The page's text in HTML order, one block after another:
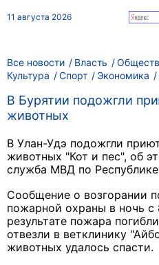
11 августа 2026
Все новости Власть
Культура Спорт Экономика
В Бурятии подожгли
животных
В Улан-Удэ подожгли
животных "Кот и пес", об
служба МВД по
Сообщение о возгорании
пожарной охраны в ночь с
результате пожара
отвезли в ветклинику
животных удалось спасти.